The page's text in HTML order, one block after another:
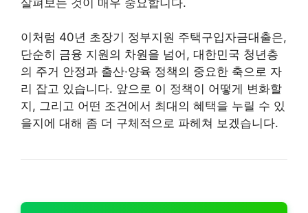
이처럼 40년 초장기 정부지원 주택구입자금대출은,
단순히 금융 지원의 차원을 넘어, 대한민국 청년층
의 주거 안정과 출산·양육 정책의 중요한 축으로 자
리 잡고 있습니다. 앞으로 이 정책이 어떻게 변화할
지, 그리고 어떤 조건에서 최대의 혜택을 누릴 수 있
을지에 대해 좀 더 구체적으로 파헤쳐 보겠습니다.